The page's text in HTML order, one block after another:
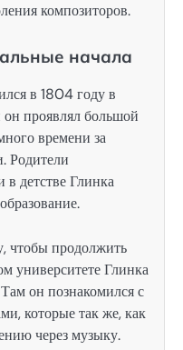
композиторов.
начала
в 1804 году в
проявлял большой
времени за
Родители
в детстве Глинка
чтобы продолжить
университете Глинка
он познакомился с
которые так же, как
через музыку.